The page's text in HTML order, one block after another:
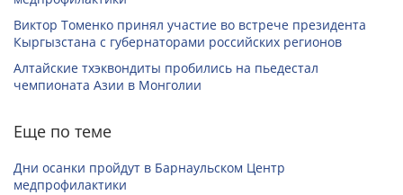
Виктор Томенко принял участие во встрече президента
Кыргызстана с губернаторами российских регионов
Алтайские тхэквондиты пробились на пьедестал
чемпионата Азии в Монголии
Еще по теме
Дни осанки пройдут в Барнаульском Центр
медпрофилактики